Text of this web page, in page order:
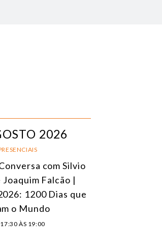
2026
com Silvio
Joaquim Falcão |
1200 Dias que
o Mundo
17:30 ÀS 19:00